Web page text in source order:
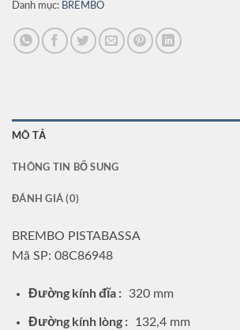
Danh mục: BREMBO
MÔ TẢ
THÔNG TIN BỔ SUNG
ĐÁNH GIÁ (0)
BREMBO PISTABASSA
Mã SP: 08C86948
Đường kính đĩa : 320 mm
Đường kính lòng : 132,4 mm